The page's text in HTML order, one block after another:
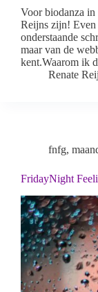
Voor biodanza in
Reijns zijn! Even
onderstaande
maar van de
kent.Waarom ik
Renate
fnfg,
FridayNight